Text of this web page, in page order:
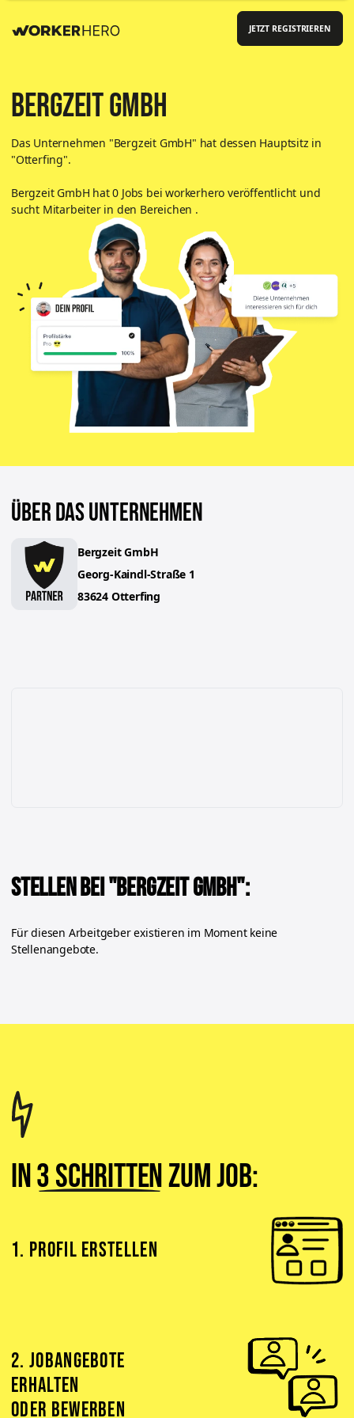
JETZT REGISTRIEREN
Bergzeit GmbH
Das Unternehmen "Bergzeit GmbH" hat dessen Hauptsitz in
"Otterfing".
Bergzeit GmbH hat0 Jobs bei workerhero veröffentlicht und
sucht Mitarbeiter in den Bereichen .
ÜBER DAS UNTERNEHMEN
Bergzeit GmbH
Georg-Kaindl-Straße 1
83624 Otterfing
Stellen bei "Bergzeit GmbH":
Für diesen Arbeitgeber existieren im Moment keine
Stellenangebote.
In3 Schrittenzum Job:
1. PROFIL ERSTELLEN
2. JOBANGEBOTE
ERHALTEN
ODER BEWERBEN